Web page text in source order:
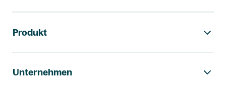
Produkt
Unternehmen